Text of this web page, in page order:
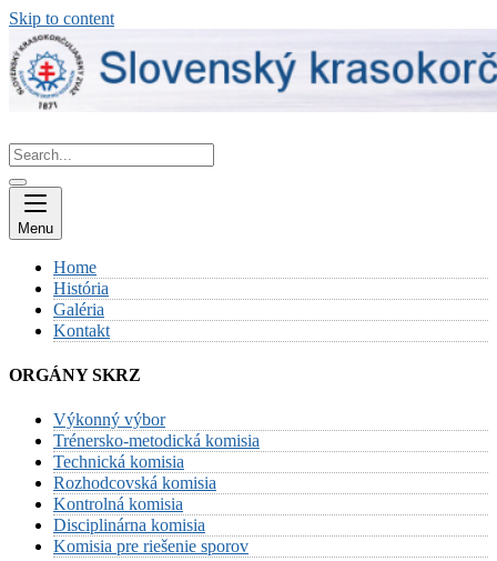
Skip to content
Menu
Home
História
Galéria
Kontakt
ORGÁNY SKRZ
Výkonný výbor
Trénersko-metodická komisia
Technická komisia
Rozhodcovská komisia
Kontrolná komisia
Disciplinárna komisia
Komisia pre riešenie sporov